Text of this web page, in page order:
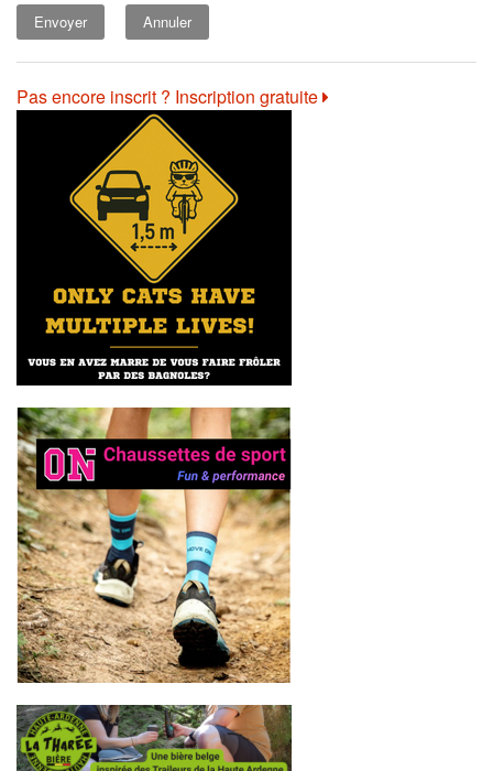
Annuler
Pas encore inscrit ? Inscription gratuite